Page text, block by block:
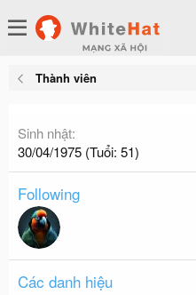
Thành viên
Sinh nhật
30/04/1975 (Tuổi: 51)
Following
Các danh hiệu